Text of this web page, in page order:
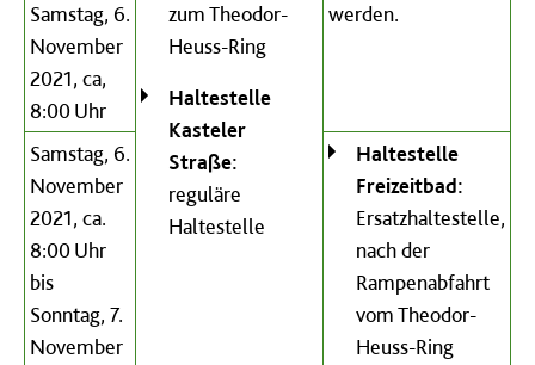
Samstag, 6.
November
2021, ca,
8:00 Uhr
zum Theodor-
Heuss-Ring
Haltestelle
Kasteler
Straße:
reguläre
Haltestelle
werden.
Samstag, 6.
November
2021, ca.
8:00 Uhr
bis
Sonntag, 7.
November
Haltestelle
Freizeitbad:
Ersatzhaltestelle,
nach der
Rampenabfahrt
vom Theodor-
Heuss-Ring